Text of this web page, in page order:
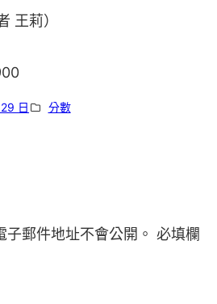
王莉）
日 分數
郵件地址不會公開。 必填欄